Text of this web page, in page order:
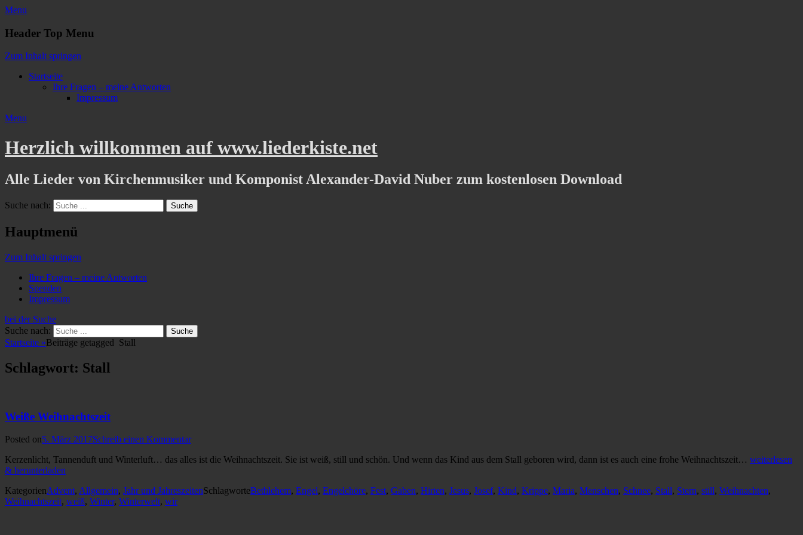
Menu
Header Top Menu
Zum Inhalt springen
Startseite
Ihre Fragen – meine Antworten
Impressum
Menu
Herzlich willkommen auf www.liederkiste.net
Alle Lieder von Kirchenmusiker und Komponist Alexander-David Nuber zum kostenlosen Download
Suche nach:
Hauptmenü
Zum Inhalt springen
Ihre Fragen – meine Antworten
Spenden
Impressum
bei der Suche
Suche nach:
Startseite »Beiträge getagged Stall
Schlagwort: Stall
Weiße Weihnachtszeit
Posted on5. März 2017Schreib einen Kommentar
Kerzenlicht, Tannenduft und Winterluft… das alles ist die Weihnachtszeit. Sie ist weiß, still und schön. Und wenn das Kind aus dem Stall geboren wird, dann ist es auch eine frohe Weihnachtszeit… weiterlesen
& herunterladen
KategorienAdvent, Allgemein, Jahr und JahreszeitenSchlagworteBethlehem, Engel, Engelchöre, Fest, Gaben, Hirten, Jesus, Josef, Kind, Krippe, Maria, Menschen, Schnee, Stall, Stern, still, Weihnachten,
Weihnachtszeit, weiß, Winter, Winterwelt, wir